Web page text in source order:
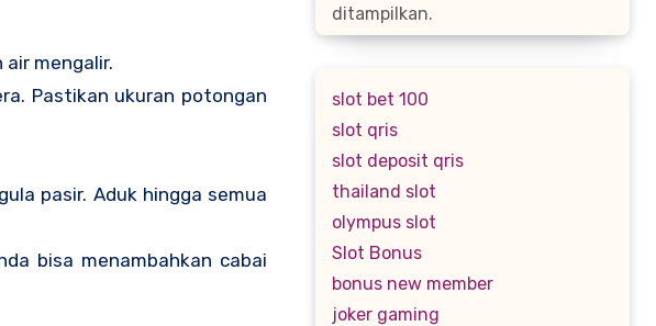
mengalir.
Pastikan ukuran potongan
pasir. Aduk hingga semua
bisa menambahkan cabai
ditampilkan.
slot bet 100
slot qris
slot deposit qris
thailand slot
olympus slot
Slot Bonus
bonus new member
joker gaming